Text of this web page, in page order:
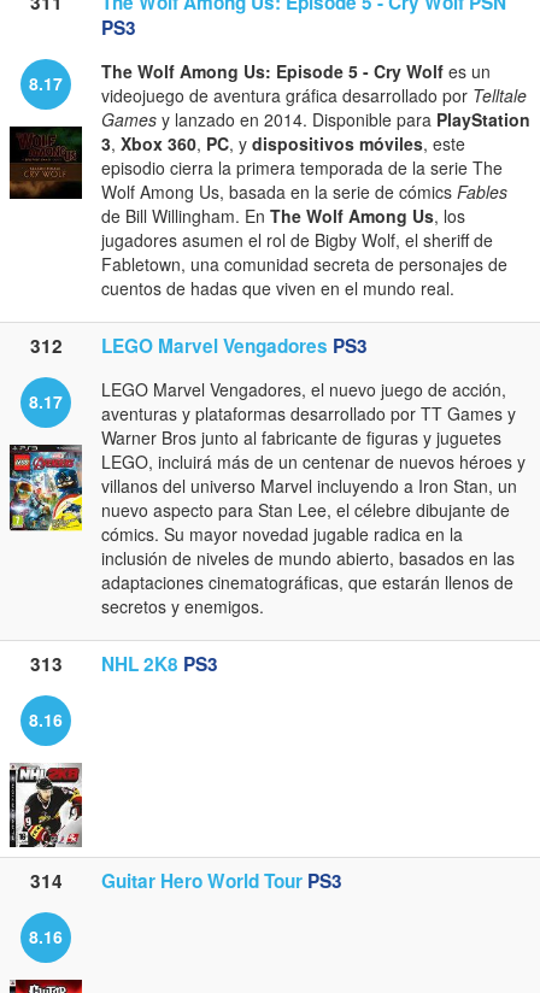
PS3
8.17 The Wolf Among Us: Episode 5 - Cry Wolf es un
videojuego de aventura gráfica desarrollado por Telltale
Games y lanzado en 2014. Disponible para PlayStation
3, Xbox 360, PC, y dispositivos móviles, este
episodio cierra la primera temporada de la serie The
Wolf Among Us, basada en la serie de cómics Fables
de Bill Willingham. En The Wolf Among Us, los
jugadores asumen el rol de Bigby Wolf, el sheriff de
Fabletown, una comunidad secreta de personajes de
cuentos de hadas que viven en el mundo real.
312 LEGO Marvel Vengadores PS3
8.17
LEGO Marvel Vengadores, el nuevo juego de acción,
aventuras y plataformas desarrollado por TT Games y
Warner Bros junto al fabricante de figuras y juguetes
LEGO, incluirá más de un centenar de nuevos héroes y
villanos del universo Marvel incluyendo a Iron Stan, un
nuevo aspecto para Stan Lee, el célebre dibujante de
cómics. Su mayor novedad jugable radica en la
inclusión de niveles de mundo abierto, basados en las
adaptaciones cinematográficas, que estarán llenos de
secretos y enemigos.
313 NHL 2K8 PS3
8.16
314 Guitar Hero World Tour PS3
8.16